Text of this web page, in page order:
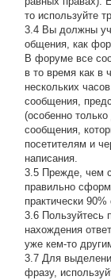
то используйте
3.4 Вы должны
общения, как
В форуме все
в то время как в
нескольких
сообщения,
(особенно
сообщения,
посетителям и
написания.
3.5 Прежде, чем
правильно
практически 90%
3.6 Пользуйтесь
нахождения
уже кем-то
3.7 Для
фразу,